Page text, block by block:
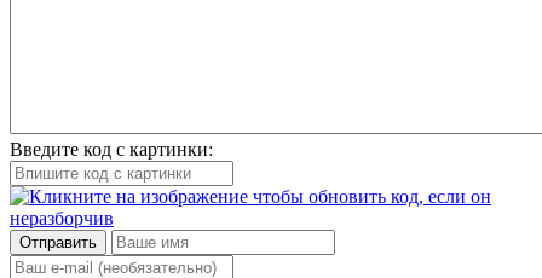
Введите код с картинки:
Отправить